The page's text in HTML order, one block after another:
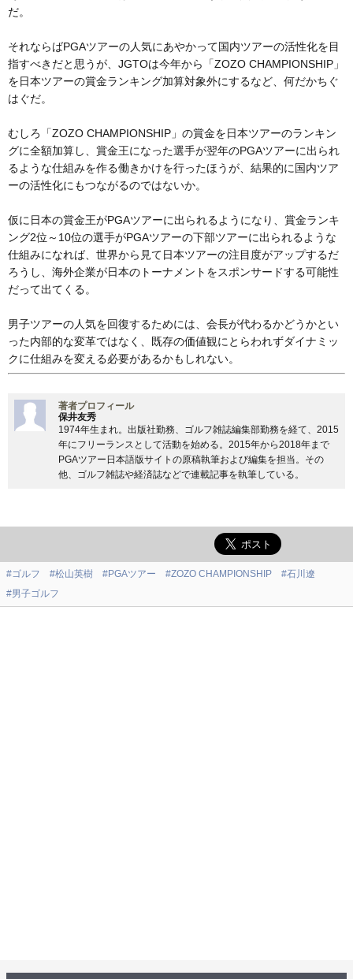
だ。
それならばPGAツアーの人気にあやかって国内ツアーの活性化を目
指すべきだと思うが、JGTOは今年から「ZOZO CHAMPIONSHIP」
を日本ツアーの賞金ランキング加算対象外にするなど、何だかちぐ
はぐだ。
むしろ「ZOZO CHAMPIONSHIP」の賞金を日本ツアーのランキン
グに全額加算し、賞金王になった選手が翌年のPGAツアーに出られ
るような仕組みを作る働きかけを行ったほうが、結果的に国内ツア
ーの活性化にもつながるのではないか。
仮に日本の賞金王がPGAツアーに出られるようになり、賞金ランキ
ング2位～10位の選手がPGAツアーの下部ツアーに出られるような
仕組みになれば、世界から見て日本ツアーの注目度がアップするだ
ろうし、海外企業が日本のトーナメントをスポンサードする可能性
だって出てくる。
男子ツアーの人気を回復するためには、会長が代わるかどうかとい
った内部的な変革ではなく、既存の価値観にとらわれずダイナミッ
クに仕組みを変える必要があるかもしれない。
著者プロフィール
保井友秀
1974年生まれ。出版社勤務、ゴルフ雑誌編集部勤務を経て、2015
年にフリーランスとして活動を始める。2015年から2018年まで
PGAツアー日本語版サイトの原稿執筆および編集を担当。その
他、ゴルフ雑誌や経済誌などで連載記事を執筆している。
#ゴルフ #松山英樹 #PGAツアー #ZOZO CHAMPIONSHIP
#石川遼
#男子ゴルフ